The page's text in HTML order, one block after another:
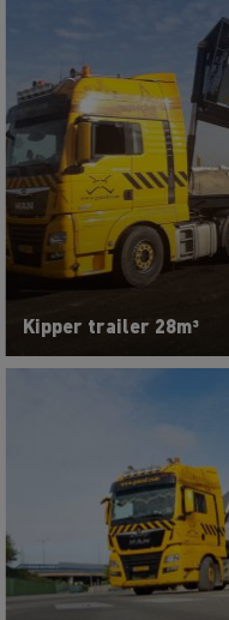
Kipper trailer 28m³